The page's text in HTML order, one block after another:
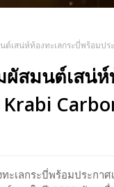
ต์เสน่ห์ท้องทะเลกระบี่พร้อม
สมนต์เสน่
ะเลกระบี่พร้อมประกา